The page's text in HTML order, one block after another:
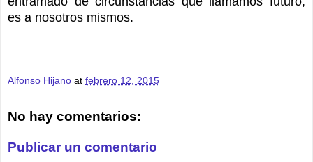
es a nosotros mismos.
Alfonso Hijano at febrero 12, 2015
No hay comentarios:
Publicar un comentario